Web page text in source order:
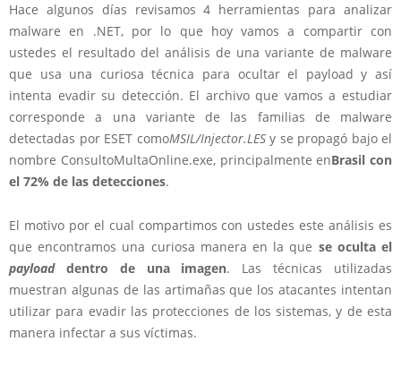
Hace algunos días revisamos 4 herramientas para analizar
malware en .NET, por lo que hoy vamos a compartir con
ustedes el resultado del análisis de una variante de malware
que usa una curiosa técnica para ocultar el payload y así
intenta evadir su detección. El archivo que vamos a estudiar
corresponde a una variante de las familias de malware
detectadas por ESET comoMSIL/Injector.LESy se propagó bajo el
nombre ConsultoMultaOnline.exe, principalmente enBrasil con
el 72% de las detecciones.
El motivo por el cual compartimos con ustedes este análisis es
que encontramos una curiosa manera en la que se oculta el
payloaddentro de una imagen. Las técnicas utilizadas
muestran algunas de las artimañas que los atacantes intentan
utilizar para evadir las protecciones de los sistemas, y de esta
manera infectar a sus víctimas.